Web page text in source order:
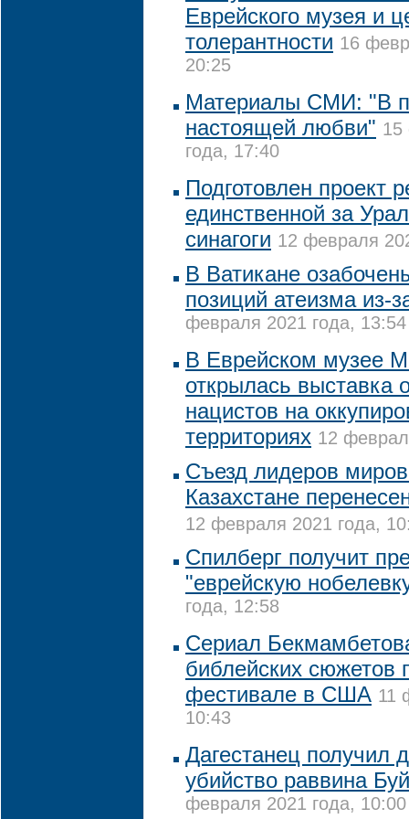
Еврейского музея и
толерантности 16
20:25
Материалы СМИ: "В
настоящей любви" 15
года, 17:40
Подготовлен проект
единственной за
синагоги 12 февраля
В Ватикане
позиций атеизма из-
февраля 2021 года, 13:54
В Еврейском музее
открылась выставка
нацистов на
территориях 12
Съезд лидеров
Казахстане
12 февраля 2021 года,
Спилберг получит
"еврейскую
года, 12:58
Сериал
библейских сюжетов
фестивале в США 11
10:43
Дагестанец получил
убийство раввина
февраля 2021 года, 10:00